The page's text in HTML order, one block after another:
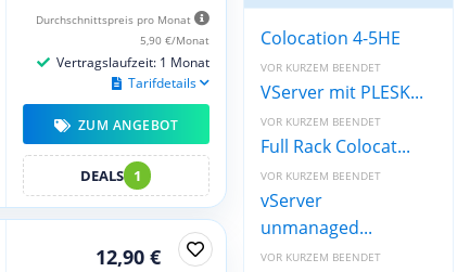
Durchschnittspreis pro Monat
5,90 €/Monat
Vertragslaufzeit: 1 Monat
Tarifdetails
ZUM ANGEBOT
DEALS 1
12,90 €
Colocation 4-5HE
VOR KURZEM BEENDET
VServer mit PLESK...
VOR KURZEM BEENDET
Full Rack Colocat...
VOR KURZEM BEENDET
vServer
unmanaged...
VOR KURZEM BEENDET